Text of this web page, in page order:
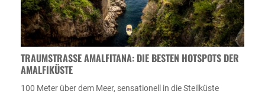
TRAUMSTRASSE AMALFITANA: DIE BESTEN HOTSPOTS DER A
MALFIKÜSTE
100 Meter über dem Meer, sensationell in die Steilküste